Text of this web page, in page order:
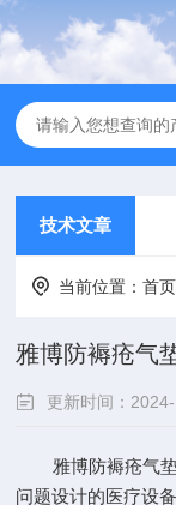
技术文章
当前位置：首页
雅博防褥疮气
更新时间：
雅博防褥疮气垫
问题设计的医疗设